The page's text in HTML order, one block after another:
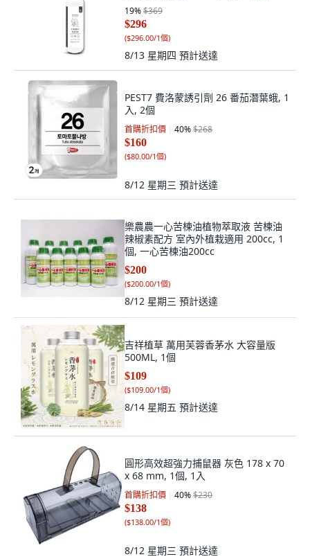
19%$369
$296
($296.00/1個)
8/13 星期四 預計送達
PEST7 費洛蒙誘引劑 26 番茄潛葉蛾, 1
入, 2個
首購折扣價 40%$268
$160
($80.00/1個)
8/12 星期三 預計送達
樂農農一心苦楝油植物萃取液 苦楝油
辣椒素配方 室內外植栽適用 200cc, 1
個, 一心苦楝油200cc
$200
($200.00/1個)
8/12 星期三 預計送達
吉祥植草 萬用芙蓉香茅水 大容量版
500ML, 1個
$109
($109.00/1個)
8/14 星期五 預計送達
圓形高效超強力捕鼠器 灰色 178 x 70
x 68 mm, 1個, 1入
首購折扣價 40%$230
$138
($138.00/1個)
8/12 星期三 預計送達